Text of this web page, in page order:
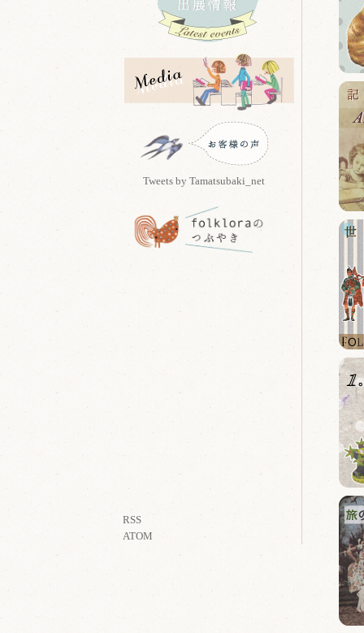
Tweets by Tamatsubaki_net
RSS
ATOM